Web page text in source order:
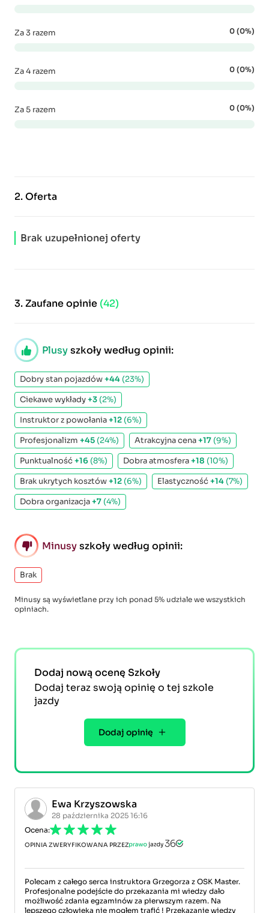
Za 3 razem 0 (0%)
Za 4 razem 0 (0%)
Za 5 razem 0 (0%)
2.Oferta
Brak uzupełnionej oferty
3.Zaufane opinie (42)
Plusyszkoły według opinii:
Dobry stan pojazdów+44 (23%)
Ciekawe wykłady+3 (2%)
Instruktor z powołania+12 (6%)
Profesjonalizm +45 (24%) Atrakcyjna cena+17 (9%)
Punktualność+16 (8%) Dobra atmosfera+18 (10%)
Brak ukrytych kosztów+12 (6%) Elastyczność+14 (7%)
Dobra organizacja+7 (4%)
Minusyszkoły według opinii:
Brak
Minusy są wyświetlane przy ich ponad 5% udziale we wszystkich
opiniach.
Dodaj nową ocenę Szkoły
Dodaj teraz swoją opinię o tej szkole
jazdy
Dodaj opinię
Ewa Krzyszowska
28 października 2025 16:16
Ocena:
OPINIA ZWERYFIKOWANA PRZEZ
Polecam z całego serca instruktora Grzegorza z OSK Master.
Profesjonalne podejście do przekazania mi wiedzy dało
możliwość zdania egzaminów za pierwszym razem. Na
lepszego człowieka nie mogłem trafić ! Przekazanie wiedzy